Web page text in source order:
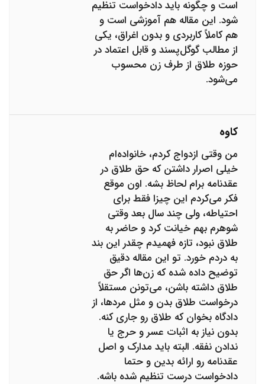
است و چگونه باید دادخواست تنظیم
شود. این مقاله هم آموزشی است و
هم کاملاً کاربردی و بدون اغراق، یکی
از مطالب گوگل‌پسند و قابل اعتماد در
حوزه طلاق از طرف زن محسوب
می‌شود.
کاوه
من وقتی ازدواج کردم، خانواده‌ام
خیلی اصرار داشتن که حق طلاق در
عقدنامه برام لحاظ بشه. اون موقع
فکر می‌کردم این چیزا فقط برای
احتیاطه، ولی چند سال بعد وقتی
شوهرم بهم خیانت کرد و حاضر به
طلاق نبود، تازه فهمیدم چقدر این بند
به دردم خورد. تو این مقاله دقیق
توضیح داده شده که زن‌ها اگر حق
طلاق داشته باشن، می‌تونن مستقلاً
درخواست طلاق بدن و مثل مردها، از
دادگاه بخوان که طلاق رو جاری کنه.
بدون نیاز به اثبات عسر و حرج یا
ندادن نفقه. البته باید مدارک و اصل
عقدنامه رو ارائه بدین و حتما
دادخواست درست تنظیم شده باشه.